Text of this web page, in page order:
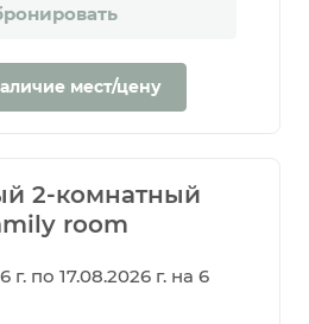
мест/цену
2-комнатный
room
г. по 17.08.2026 г. на 6